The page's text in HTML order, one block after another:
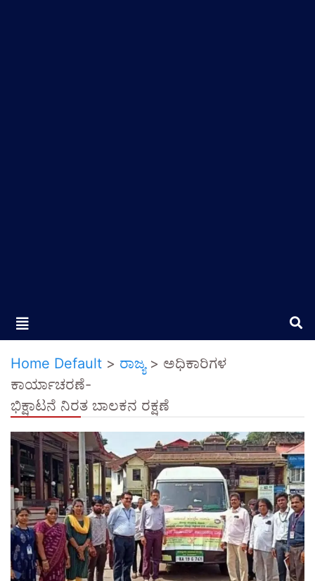
Home Default > ರಾಜ್ಯ> ಅಧಿಕಾರಿಗಳ
ಕಾರ್ಯಾಚರಣೆ-
ಭಿಕ್ಷಾಟನೆ ನಿರತ ಬಾಲಕನ ರಕ್ಷಣೆ